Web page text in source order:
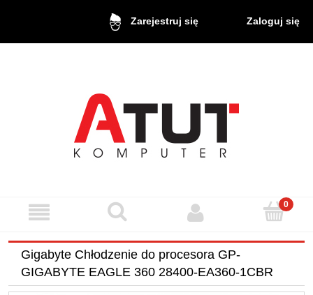
Zarejestruj się Zaloguj się
Gigabyte Chłodzenie do procesora GP-
GIGABYTE EAGLE 360 28400-EA360-1CBR